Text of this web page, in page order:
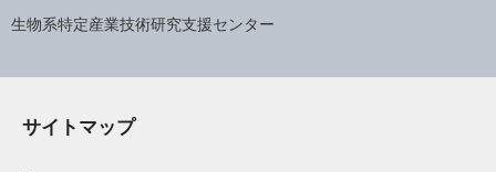
生物系特定産業技術研究支援センター
サイトマップ